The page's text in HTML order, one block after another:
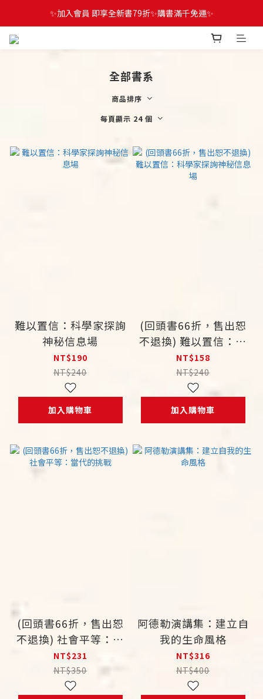
✨加入會員 即享全新書79折✨購書滿千免運✨
全部書系
商品排序
每頁顯示 24 個
難以置信：科學家探詢
神秘信息場
NT$190
NT$240
加入購物車
(回頭書66折，售出恕
不退換) 難以置信：科
學家探詢神秘信息場
NT$158
NT$240
加入購物車
(回頭書66折，售出恕
不退換) 社會平等：當
代的挑戰
NT$231
NT$350
阿德勒演講集：建立自
我的生命風格
NT$316
NT$400